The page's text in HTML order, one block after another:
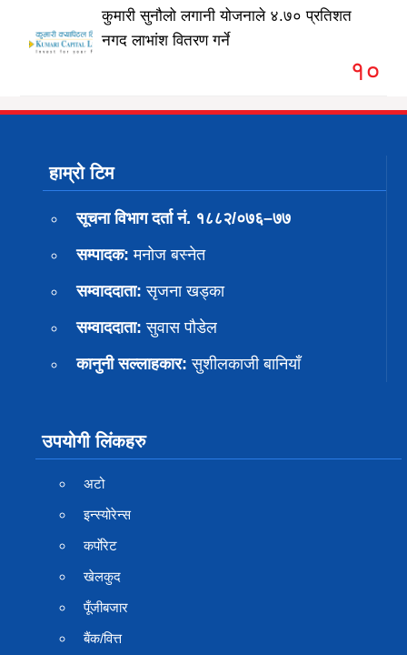
कुमारी सुनौलो लगानी योजनाले ४.७० प्रतिशत
नगद लाभांश वितरण गर्ने
१०
हाम्रो टिम
सूचना विभाग दर्ता नं. १८८२/०७६–७७
सम्पादक: मनोज बस्नेत
सम्वाददाता: सृजना खड्का
सम्वाददाता: सुवास पाैडेल
कानुनी सल्लाहकार: सुशीलकाजी बानियाँ
उपयोगी लिंकहरु
अटो
इन्स्योरेन्स
कर्पाेरेट
खेलकुद
पूँजीबजार
बैंक/वित्त